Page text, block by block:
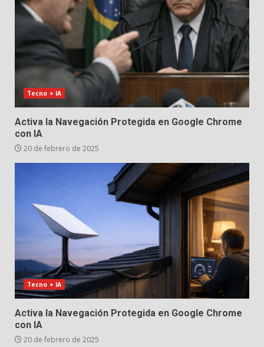
Tecno + IA
Activa la Navegación Protegida en Google Chrome
con IA
20 de febrero de 2025
Tecno + IA
Activa la Navegación Protegida en Google Chrome
con IA
20 de febrero de 2025